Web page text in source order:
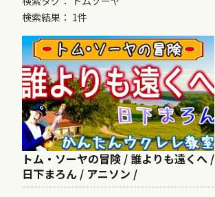
検索結果： 1件
トム・ソーヤの冒険 / 誰よりも遠くへ /
日下まろん / アニソン /